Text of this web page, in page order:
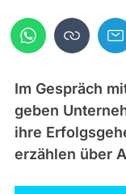
Im Gespräch
geben
ihre
erzählen über